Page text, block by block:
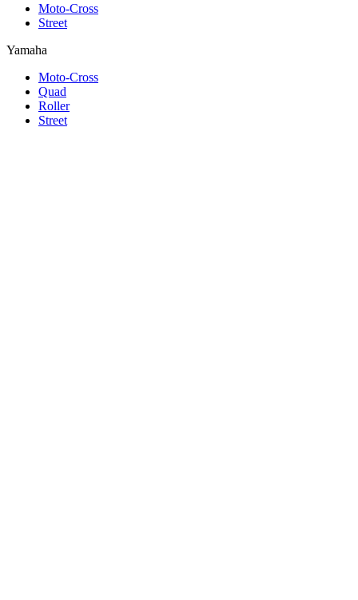
Moto-Cross
Street
Yamaha
Moto-Cross
Quad
Roller
Street